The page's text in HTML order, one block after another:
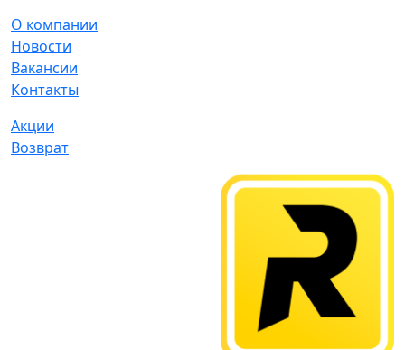
О компании
Новости
Вакансии
Контакты
Акции
Возврат